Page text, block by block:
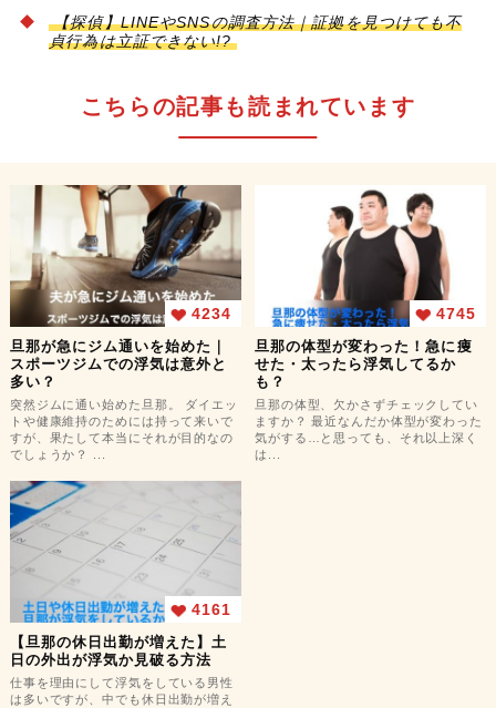
【探偵】LINEやSNSの調査方法｜証拠を見つけても不
貞行為は立証できない!?
こちらの記事も読まれています
4234
旦那が急にジム通いを始めた｜
スポーツジムでの浮気は意外と
多い？
突然ジムに通い始めた旦那。 ダイエッ
トや健康維持のためには持って来いで
すが、果たして本当にそれが目的なの
でしょうか？ ...
4745
旦那の体型が変わった！急に痩
せた・太ったら浮気してるか
も？
旦那の体型、欠かさずチェックしてい
ますか？ 最近なんだか体型が変わった
気がする…と思っても、それ以上深く
は...
4161
【旦那の休日出勤が増えた】土
日の外出が浮気か見破る方法
仕事を理由にして浮気をしている男性
は多いですが、中でも休日出勤が増え